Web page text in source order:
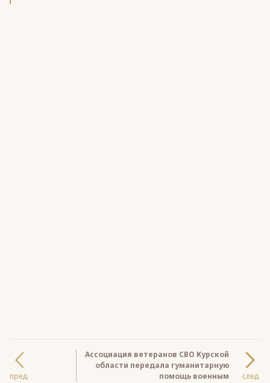
пред.
Ассоциация ветеранов СВО Курской
области передала гуманитарную
помощь военным
след.